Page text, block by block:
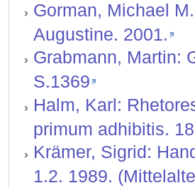
Gorman, Michael
Augustine. 2001.
Grabmann, Martin:
S.1369
Halm, Karl:
primum adhibitis.
Krämer, Sigrid:
1.2. 1989.